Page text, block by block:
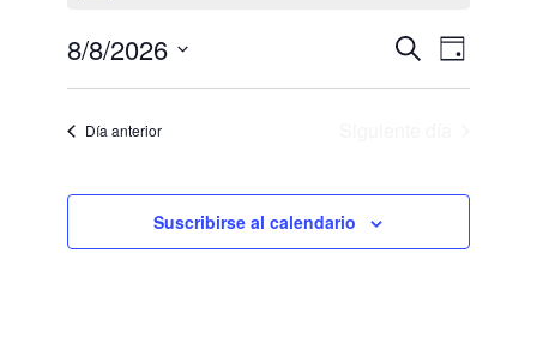
Navegación
de
vistas
Buscar
Día
8/8/2026
fecha.Día anterior
Suscribirse al calendario